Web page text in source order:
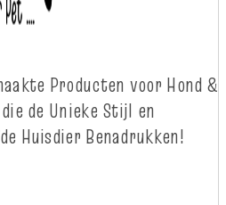
Producten voor Hond &
de Unieke Stijl en
Huisdier Benadrukken!